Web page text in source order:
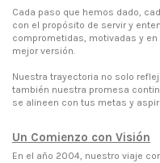
Cada paso que hemos dado,
con el propósito de servir y
comprometidas, motivadas y
mejor versión.
Nuestra trayectoria no solo
también nuestra promesa
se alineen con tus metas y
Un Comienzo con Visión
En el año 2004, nuestro viaje